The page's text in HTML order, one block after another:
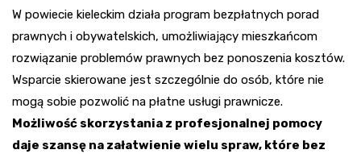
W powiecie kieleckim działa program bezpłatnych porad
prawnych i obywatelskich, umożliwiający mieszkańcom
rozwiązanie problemów prawnych bez ponoszenia kosztów.
Wsparcie skierowane jest szczególnie do osób, które nie
mogą sobie pozwolić na płatne usługi prawnicze.
Możliwość skorzystania z profesjonalnej pomocy
daje szansę na załatwienie wielu spraw, które bez